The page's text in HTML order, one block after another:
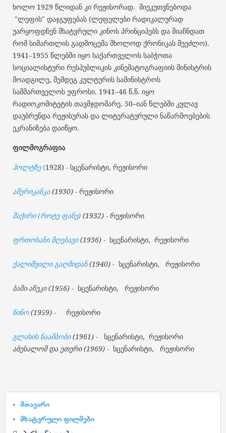
ხოლო 1929 წლიდან კი რეჟისორად. მიეკუთვნებოდა
"ლეფის" დაჯგუფებას (ლეფელები რადიკალურად
უარყოფდნენ მხატვრული კინოს პრინციპებს და მიაჩნდათ
რომ სიმართლის გადმოცემა მხოლოდ ქრონიკას შეეძლო).
1941–1955 წლებში იყო საქართველოს საბჭოთა
სოციალისტური რესპუბლიკის კინემატოგრაფიის მინისტრის
მოადგილე, შემდეგ კულტურის სამინისტროს
სამმართველოს უფროსი. 1941–46 წ.წ. იყო
რადიოკომიტეტის თავმჯდომარე. 50–იან წლებში კვლავ
დაუბრუნდა რეჟისურას და ლიტერატურული ნაწარმოებების
ეკრანიზება დაიწყო.
ფილმოგრაფია
ჰოლტზე(1928) - სცენარისტი, რეჟისორი
ამერიკანკა(1930) - რეჟისორი
შაქირი (როტე ფანე) (1932) - რეჟისორი
ფრთოსანი მღებავი(1936) - სცენარისტი, რეჟისორი
ქალიშვილი გაღმიდან(1940) - სცენარისტი, რეჟისორი
ბაში-აჩუკი (1956) - სცენარისტი, რეჟისორი
ნინო(1959) - რეჟისორი
გლახის ნაამბობი(1961) -
სცენარისტი, რეჟისორი
აბესალომ და ეთერი (1969) - სცენარისტი, რეჟისორი
მთავარი
მხატვრული ფილმები